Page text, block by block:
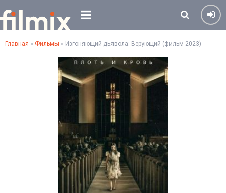
Главная » Фильмы » Изгоняющий дьявола: Верующий (фильм 2023)